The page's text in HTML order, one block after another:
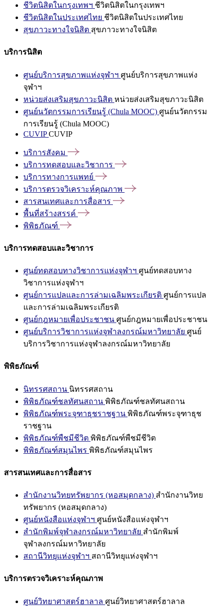
ชีวิตนิสิตในกรุงเทพฯ ชีวิตนิสิตในกรุงเทพฯ
ชีวิตนิสิตในประเทศไทย ชีวิตนิสิตในประเทศไทย
สุขภาวะทางใจนิสิต สุขภาวะทางใจนิสิต
บริการนิสิต
ศูนย์บริการสุขภาพแห่งจุฬาฯ ศูนย์บริการสุขภาพแห่ง
จุฬาฯ
หน่วยส่งเสริมสุขภาวะนิสิต หน่วยส่งเสริมสุขภาวะนิสิต
ศูนย์นวัตกรรมการเรียนรู้ (Chula MOOC) ศูนย์นวัตกรรม
การเรียนรู้ (Chula MOOC)
CUVIPCUVIP
บริการสังคม
บริการทดสอบและวิชาการ
บริการทางการแพทย์
บริการตรวจวิเคราะห์คุณภาพ
สารสนเทศและการสื่อสาร
พื้นที่สร้างสรรค์
พิพิธภัณฑ์
บริการทดสอบและวิชาการ
ศูนย์ทดสอบทางวิชาการแห่งจุฬาฯ ศูนย์ทดสอบทาง
วิชาการแห่งจุฬาฯ
ศูนย์การแปลและการล่ามเฉลิมพระเกียรติ ศูนย์การแปล
และการล่ามเฉลิมพระเกียรติ
ศูนย์กฎหมายเพื่อประชาชน ศูนย์กฎหมายเพื่อประชาชน
ศูนย์บริการวิชาการแห่งจุฬาลงกรณ์มหาวิทยาลัย ศูนย์
บริการวิชาการแห่งจุฬาลงกรณ์มหาวิทยาลัย
พิพิธภัณฑ์
นิทรรศสถาน นิทรรศสถาน
พิพิธภัณฑ์ชลทัศนสถาน พิพิธภัณฑ์ชลทัศนสถาน
พิพิธภัณฑ์พระจุฑาธุชราชฐาน พิพิธภัณฑ์พระจุฑาธุช
ราชฐาน
พิพิธภัณฑ์พืชมีชีวิต พิพิธภัณฑ์พืชมีชีวิต
พิพิธภัณฑ์สมุนไพร พิพิธภัณฑ์สมุนไพร
สารสนเทศและการสื่อสาร
สำนักงานวิทยทรัพยากร (หอสมุดกลาง) สำนักงานวิทย
ทรัพยากร (หอสมุดกลาง)
ศูนย์หนังสือแห่งจุฬาฯ ศูนย์หนังสือแห่งจุฬาฯ
สำนักพิมพ์จุฬาลงกรณ์มหาวิทยาลัย สำนักพิมพ์
จุฬาลงกรณ์มหาวิทยาลัย
สถานีวิทยุแห่งจุฬาฯ สถานีวิทยุแห่งจุฬาฯ
บริการตรวจวิเคราะห์คุณภาพ
ศูนย์วิทยาศาสตร์ฮาลาล ศูนย์วิทยาศาสตร์ฮาลาล